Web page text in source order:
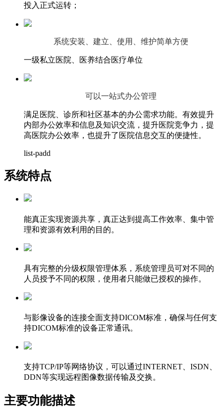
投入正式运转；
系统安装、建立、使用、维护简单方便
一级私立医院、医养结合医疗单位
可以一站式办公管理
满足医院、诊所和社区基本的办公需求功能。有效提升
内部办公效率和信息及知识交流，提升医院竞争力，提
高医院办公效率，也提升了医院信息交互的便捷性。
list-padd
系统特点
能真正实现资源共享，真正达到提高工作效率、集中管
理和资源有效利用的目的。
具有完整的分级权限管理体系，系统管理员可对不同的
人员授予不同的权限，使用者只能做已授权的操作。
与影像设备的连接全面支持DICOM标准，确保与任何支
持DICOM标准的设备正常通讯。
支持TCP/IP等网络协议，可以通过INTERNET、ISDN、
DDN等实现远程图像数据传输及交换。
主要功能描述